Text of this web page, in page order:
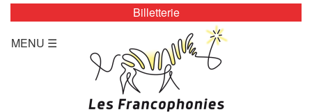
LES ZÉBRURES
Programmation/Calendrier
Billetterie
MENU ☰